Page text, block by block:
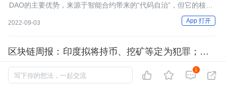
DAO的主要优势，来源于智能合约带来的“代码自治”，但它的核心
2022-09-03 App 打开
区块链周报：印度拟将持币、挖矿等定为犯罪；蚂蚁
集团回应“蚂蚁币”传闻；亿邦国际宣布完成 6nm 比
特币矿机芯片设计
查看更多产业动态>>
文化 & 方法 区块链 企业动态 性能优化 汽车
写下你的想法，一起交流   
1 